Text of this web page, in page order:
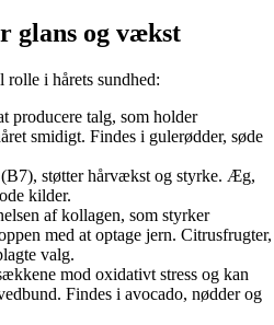
glans og vækst
rolle i hårets sundhed:
producere talg, som holder
smidigt. Findes i gulerødder, søde
støtter hårvækst og styrke. Æg,
kilder.
af kollagen, som styrker
med at optage jern. Citrusfrugter,
valg.
mod oxidativt stress og kan
Findes i avocado, nødder og